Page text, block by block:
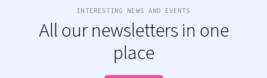
INTERESTING NEWS AND EVENTS
All our newsletters in one
place